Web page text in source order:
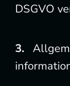
DSGVO